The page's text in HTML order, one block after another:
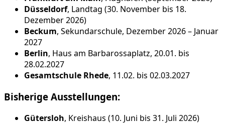
Düsseldorf, Landtag (30. November bis 18.
Dezember 2026)
Beckum, Sekundarschule, Dezember 2026 – Januar
2027
Berlin, Haus am Barbarossaplatz, 20.01. bis
28.02.2027
Gesamtschule Rhede, 11.02. bis 02.03.2027
Bisherige Ausstellungen:
Gütersloh, Kreishaus (10. Juni bis 31. Juli 2026)